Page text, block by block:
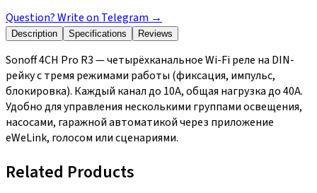
Question? Write on Telegram →
Description Specifications Reviews
Sonoff 4CH Pro R3 — четырёхканальное Wi-Fi реле на DIN-
рейку с тремя режимами работы (фиксация, импульс,
блокировка). Каждый канал до 10А, общая нагрузка до 40А.
Удобно для управления несколькими группами освещения,
насосами, гаражной автоматикой через приложение
eWeLink, голосом или сценариями.
Related Products